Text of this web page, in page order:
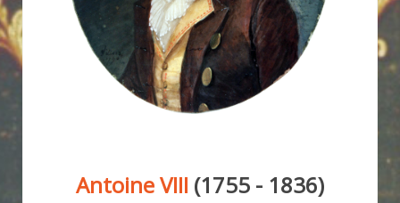
Antoine VIII (1755 - 1836)